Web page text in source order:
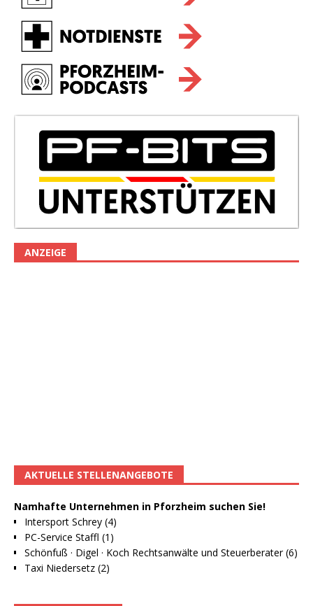
ANZEIGE
AKTUELLE STELLENANGEBOTE
Namhafte Unternehmen in Pforzheim suchen Sie!
Intersport Schrey (4)
PC-Service Staffl (1)
Schönfuß · Digel · Koch Rechtsanwälte und Steuerberater (6)
Taxi Niedersetz (2)